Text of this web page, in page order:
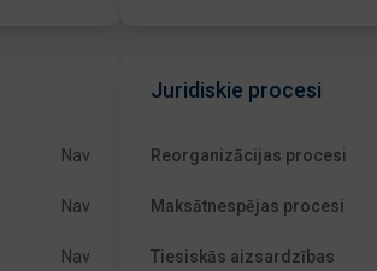
Nav
Nav
Nav
Juridiskie procesi
Reorganizācijas procesi
Maksātnespējas procesi
Tiesiskās aizsardzības